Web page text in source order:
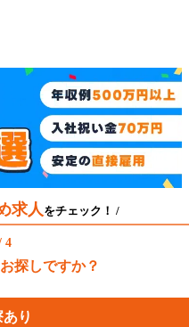
求人をチェック！ /
4
探しですか？
あり